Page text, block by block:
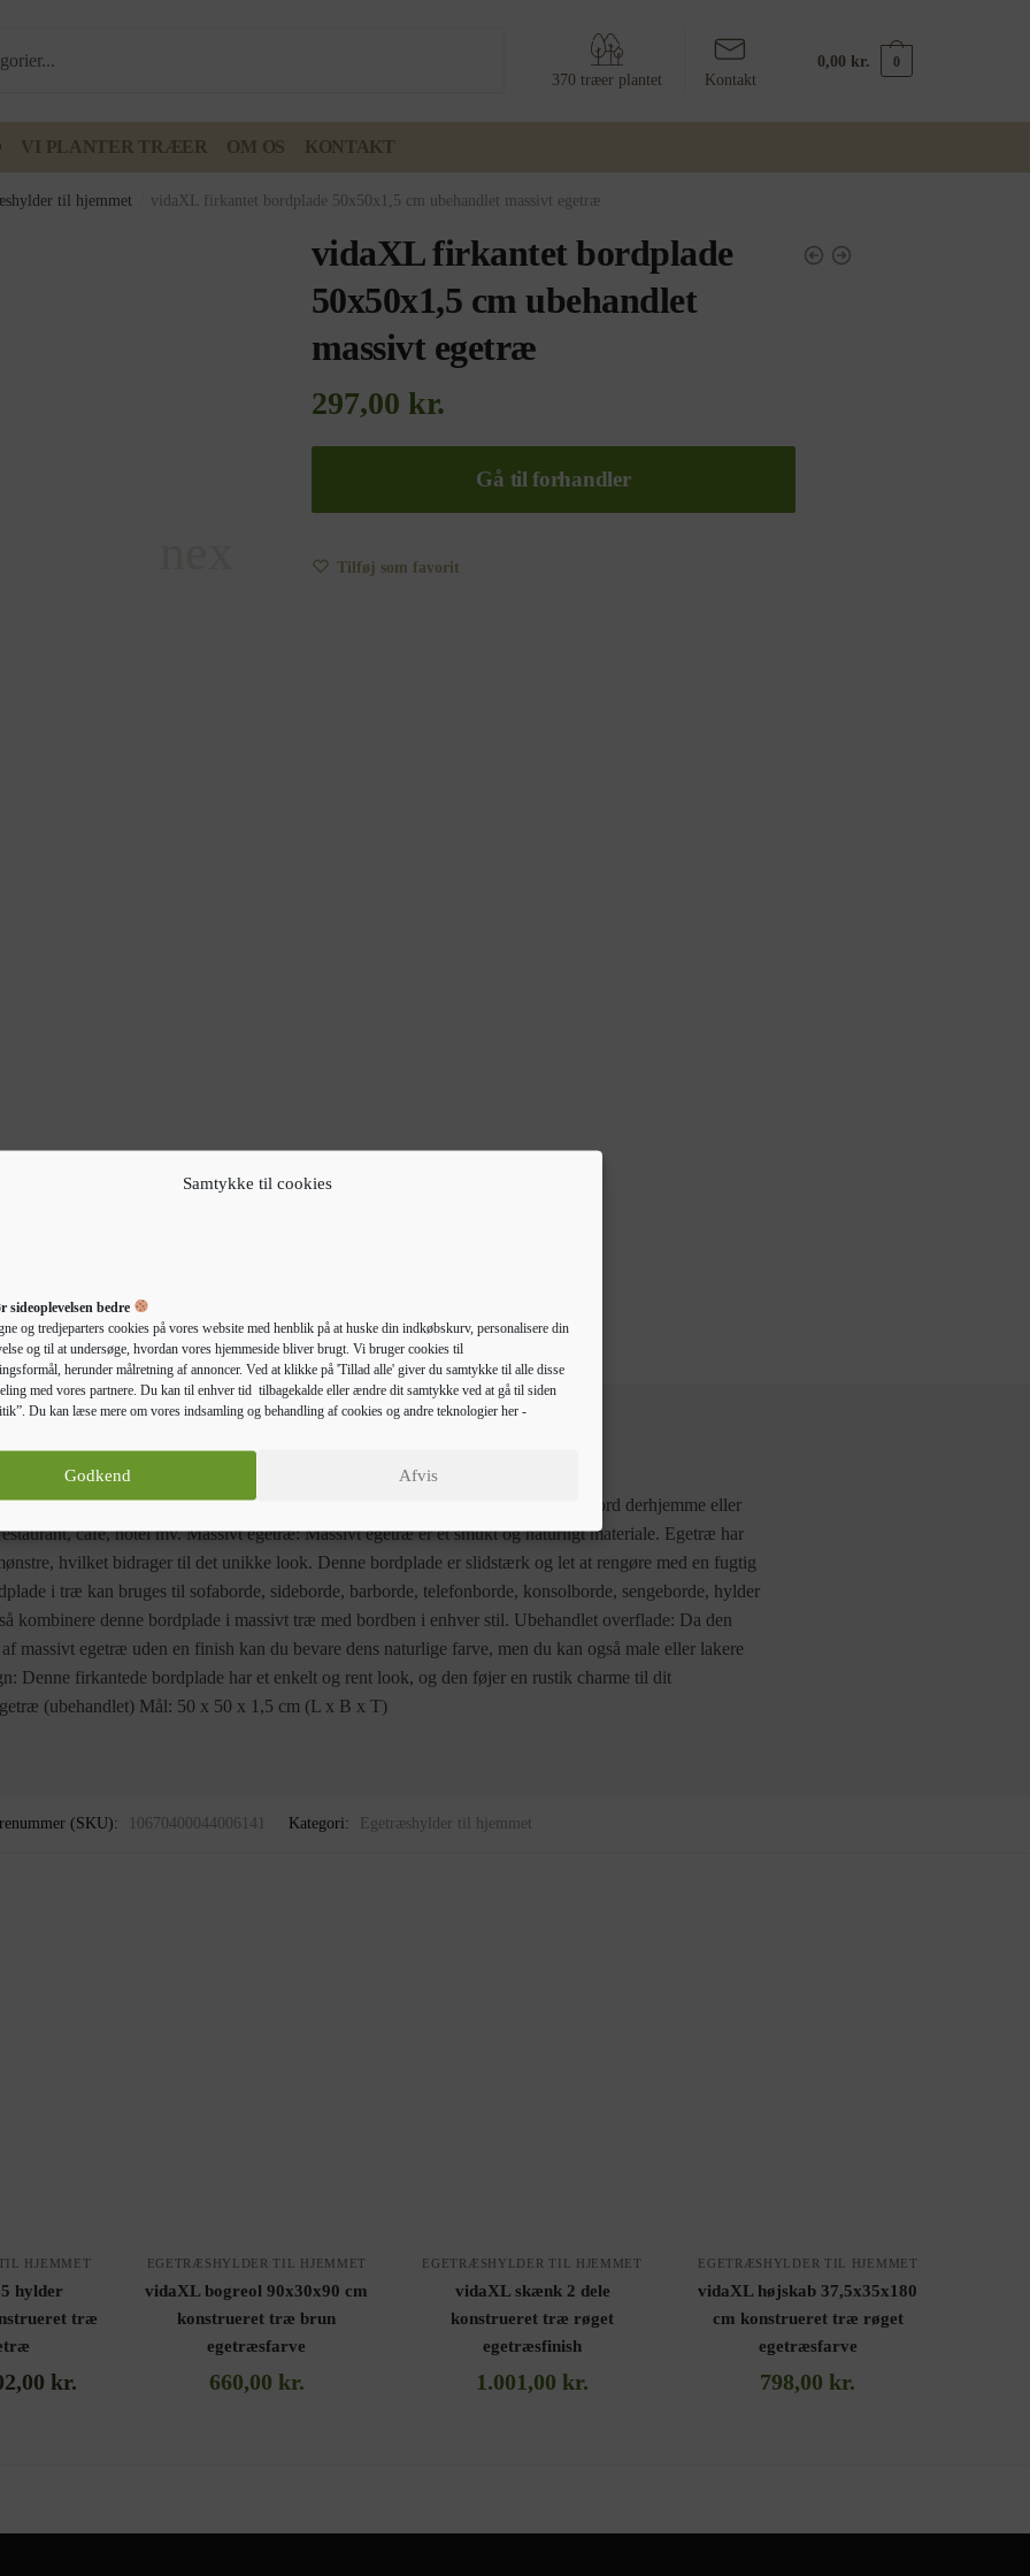
Samtykke til cookies
sideoplevelsen bedre
og tredjeparters cookies på vores website med henblik på at huske din indkøbskurv, personalisere din
og til at undersøge, hvordan vores hjemmeside bliver brugt. Vi bruger cookies til
herunder målretning af annoncer. Ved at klikke på 'Tillad alle' giver du samtykke til alle disse
med vores partnere. Du kan til enhver tid tilbagekalde eller ændre dit samtykke ved at gå til siden
Du kan læse mere om vores indsamling og behandling af cookies og andre teknologier her -
Godkend Afvis
370 træer plantet Kontakt
0,00 kr. 0
VI PLANTER TRÆER OM OS KONTAKT
til hjemmet vidaXL firkantet bordplade 50x50x1,5 cm ubehandlet massivt egetræ
vidaXL firkantet bordplade
50x50x1,5 cm ubehandlet
massivt egetræ
297,00 kr.
Gå til forhandler
Tilføj som favorit
i massivt egetræ. Det er en glimrende løsning, hvis du vil genopfriske dit bord derhjemme eller
café, hotel mv. Massivt egetræ: Massivt egetræ er et smukt og naturligt materiale. Egetræ har
hvilket bidrager til det unikke look. Denne bordplade er slidstærk og let at rengøre med en fugtig
i træ kan bruges til sofaborde, sideborde, barborde, telefonborde, konsolborde, sengeborde, hylder
kombinere denne bordplade i massivt træ med bordben i enhver stil. Ubehandlet overflade: Da den
massivt egetræ uden en finish kan du bevare dens naturlige farve, men du kan også male eller lakere
Denne firkantede bordplade har et enkelt og rent look, og den føjer en rustik charme til dit
(ubehandlet) Mål: 50 x 50 x 1,5 cm (L x B x T)
(SKU): 10670400044006141 Kategori: Egetræshylder til hjemmet
HJEMMET
hylder
træ
kr.
EGETRÆSHYLDER TIL HJEMMET
vidaXL bogreol 90x30x90 cm
konstrueret træ brun
egetræsfarve
660,00 kr.
EGETRÆSHYLDER TIL HJEMMET
vidaXL skænk 2 dele
konstrueret træ røget
egetræsfinish
1.001,00 kr.
EGETRÆSHYLDER TIL HJEMMET
vidaXL højskab 37,5x35x180
cm konstrueret træ røget
egetræsfarve
798,00 kr.